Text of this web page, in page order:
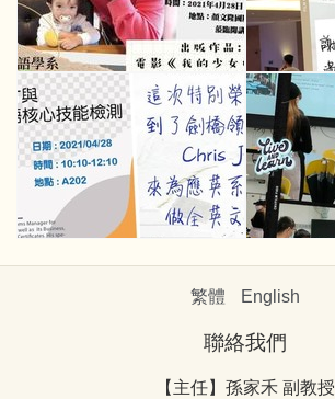
繁體 English
聯絡我們
【主任】孫家禾 副教授